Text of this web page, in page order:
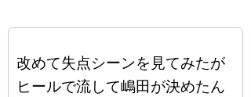
改めて失点シーンを見てみたが
ヒールで流して嶋田が決めたん